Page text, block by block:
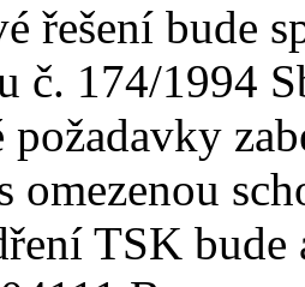
řešení bude
č. 174/1994
požadavky
omezenou
TSK bude